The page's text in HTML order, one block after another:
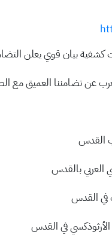
بيان قوي يعلن
عن تضامننا العميق مع
القدس
العربي بالقدس
في القدس
في القدس